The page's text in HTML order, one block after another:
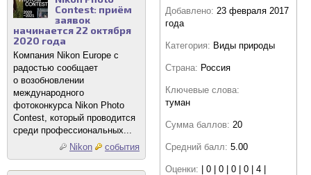
Contest: приём
заявок
начинается 22 октября
2020 года
Компания Nikon Europe с
радостью сообщает
о возобновлении
международного
фотоконкурса Nikon Photo
Contest, который проводится
среди профессиональных...
Nikon
события
Добавлено: 23 февраля 2017
года
Категория: Виды природы
Страна: Россия
Ключевые слова:
туман
Сумма баллов: 20
Средний балл: 5.00
Оценки: | 0 | 0 | 0 | 0 | 4 |